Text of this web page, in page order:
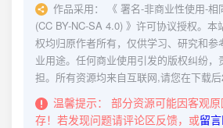
作品采用：
《 署名-非商业性使用-
(CC BY-NC-SA 4.0) 》许可协议授权。本
权均归原作者所有，仅供学习、研究和参
业用途。任何商业使用引发的版权纠纷
担。所有资源均来自互联网,请您在下载后
温馨提示：
部分资源可能因客观
存！若发现问题请评论区反馈，或留